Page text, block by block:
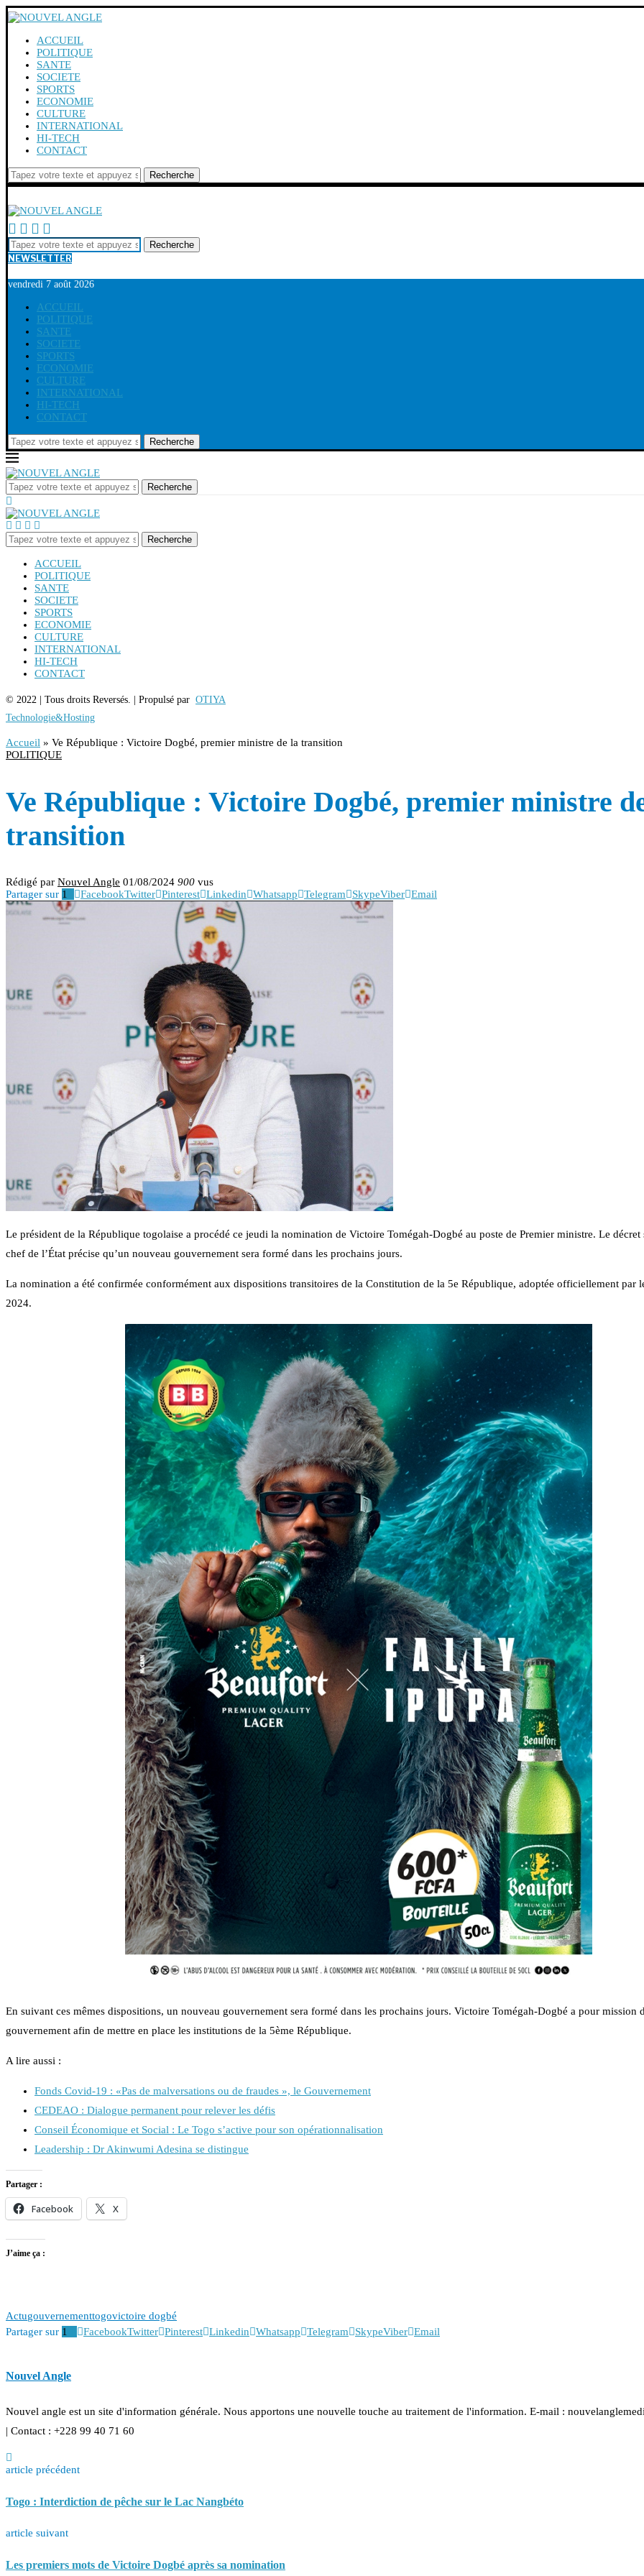
ACCUEIL
POLITIQUE
SANTE
SOCIETE
SPORTS
ECONOMIE
CULTURE
INTERNATIONAL
HI-TECH
CONTACT
Recherche
Recherche
NEWSLETTER
vendredi 7 août 2026
ACCUEIL
POLITIQUE
SANTE
SOCIETE
SPORTS
ECONOMIE
CULTURE
INTERNATIONAL
HI-TECH
CONTACT
Recherche
Recherche
Recherche
ACCUEIL
POLITIQUE
SANTE
SOCIETE
SPORTS
ECONOMIE
CULTURE
INTERNATIONAL
HI-TECH
CONTACT
© 2022 | Tous droits Reversés. | Propulsé par OTIYA
Technologie&Hosting
Accueil » Ve République : Victoire Dogbé, premier ministre de la transition
POLITIQUE
Ve République : Victoire Dogbé, premier ministre
transition
Rédigé par Nouvel Angle 01/08/2024 900 vus
Partager sur 1 FacebookTwitter Pinterest Linkedin Whatsapp Telegram SkypeViber Email
Le président de la République togolaise a procédé ce jeudi la nomination de Victoire Tomégah-Dogbé au poste de Premier ministre. Le décret
chef de l’État précise qu’un nouveau gouvernement sera formé dans les prochains jours.
La nomination a été confirmée conformément aux dispositions transitoires de la Constitution de la 5e République, adoptée officiellement par
2024.
En suivant ces mêmes dispositions, un nouveau gouvernement sera formé dans les prochains jours. Victoire Tomégah-Dogbé a pour mission
gouvernement afin de mettre en place les institutions de la 5ème République.
A lire aussi :
Fonds Covid-19 : «Pas de malversations ou de fraudes », le Gouvernement
CEDEAO : Dialogue permanent pour relever les défis
Conseil Économique et Social : Le Togo s’active pour son opérationnalisation
Leadership : Dr Akinwumi Adesina se distingue
Partager :
Facebook X
J’aime ça :
Actugouvernementtogovictoire dogbé
Partager sur 1 FacebookTwitter Pinterest Linkedin Whatsapp Telegram SkypeViber Email
Nouvel Angle
Nouvel angle est un site d'information générale. Nous apportons une nouvelle touche au traitement de l'information. E-mail :
| Contact : +228 99 40 71 60
article précédent
Togo : Interdiction de pêche sur le Lac Nangbéto
article suivant
Les premiers mots de Victoire Dogbé après sa nomination